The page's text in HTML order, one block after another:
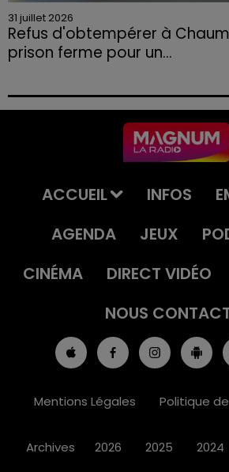
31 juillet 2026
Refus d'obtempérer à
prison ferme pour un...
permis et la confiscation de son
ACCUEIL INFOS
AGENDA
JEUX
CINÉMA
DIRECT VIDÉO
NOUS
Mentions Légales Politique
Archives 2026 2025 2024